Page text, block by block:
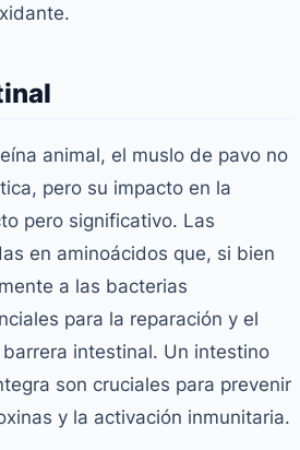
animal, el muslo de pavo no
pero su impacto en la
pero significativo. Las
en aminoácidos que, si bien
a las bacterias
para la reparación y el
intestinal. Un intestino
son cruciales para prevenir
y la activación inmunitaria.